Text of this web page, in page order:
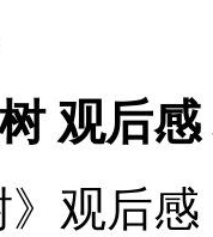
观后
观后感